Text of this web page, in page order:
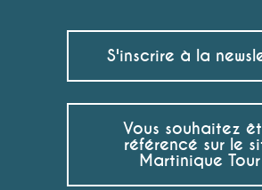
S'inscrire à la
Vous souhaitez
référencé sur le
Martinique Tour